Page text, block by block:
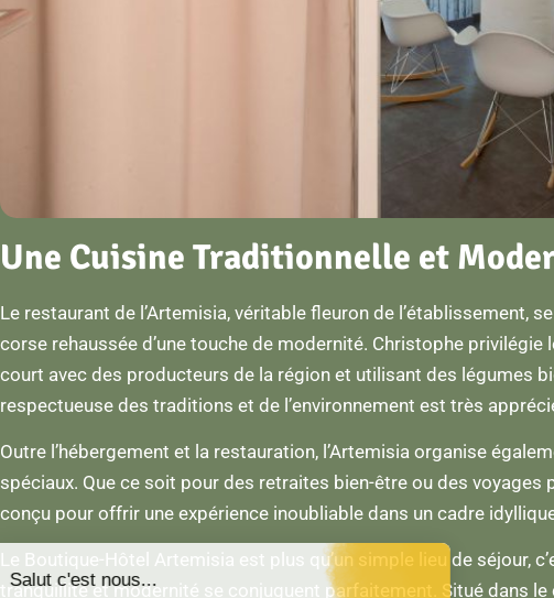
Salut c'est nous...
Une Cuisine Traditionnelle et
Le restaurant de l’Artemisia, véritable fleuron de l’établissement,
corse rehaussée d’une touche de modernité. Christophe
court avec des producteurs de la région et utilisant des légumes
respectueuse des traditions et de l’environnement est très
Outre l’hébergement et la restauration, l’Artemisia organise
spéciaux. Que ce soit pour des retraites bien-être ou des voyages
conçu pour offrir une expérience inoubliable dans un cadre
Le Boutique-Hôtel Artemisia est plus qu’un simple lieu de séjour,
tranquillité et modernité se conjuguent parfaitement. Situé dans le